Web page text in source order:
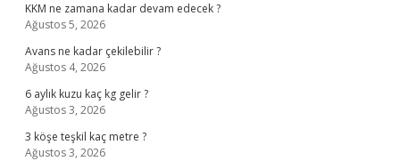
KKM ne zamana kadar devam edecek ?
Ağustos 5, 2026
Avans ne kadar çekilebilir ?
Ağustos 4, 2026
6 aylık kuzu kaç kg gelir ?
Ağustos 3, 2026
3 köşe teşkil kaç metre ?
Ağustos 3, 2026